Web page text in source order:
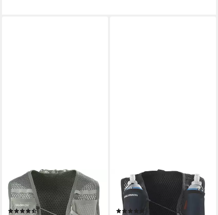
SALOMON
Trinkrucksack ACTIVE SKIN 8
NO FLASKS
(2)
SALOMON
Trinkrucksack ACTIVE SKIN 4
Women SET